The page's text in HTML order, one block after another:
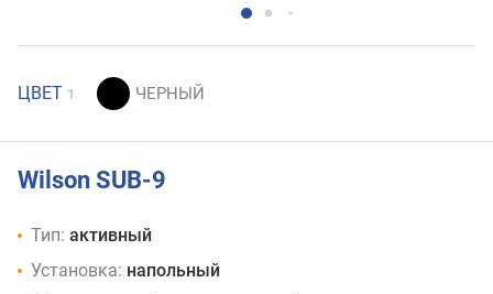
ЦВЕТ 1
Wilson SUB-9
Тип: активный
Установка: напольный